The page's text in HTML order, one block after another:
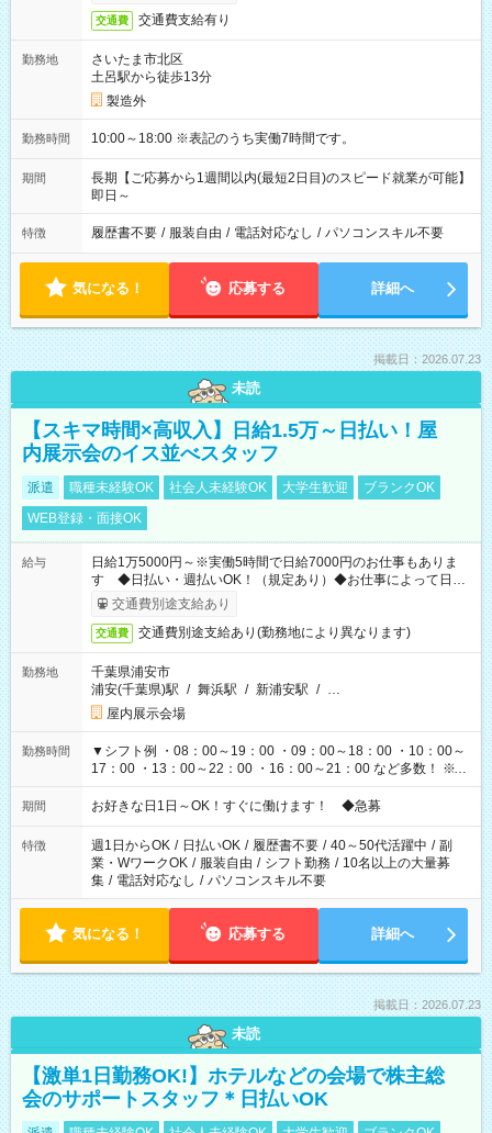
交通費 交通費支給有り
勤務地
さいたま市北区
土呂駅から徒歩13分
製造外
勤務時間 10:00～18:00 ※表記のうち実働7時間です。
期間
長期【ご応募から1週間以内(最短2日目)のスピード就業が可能】
即日～
特徴 履歴書不要 / 服装自由 / 電話対応なし / パソコンスキル不要
気になる！ 応募する 詳細へ
掲載日：2026.07.23
未読
【スキマ時間×高収入】日給1.5万～日払い！屋
内展示会のイス並べスタッフ
派遣 職種未経験OK 社会人未経験OK 大学生歓迎
ブランクOK
WEB登録・面接OK
給与
日給1万5000円～※実働5時間で日給7000円のお仕事もありま
す ◆日払い・週払いOK！（規定あり）◆お仕事によって日給
も異なります
交通費別途支給あり
交通費 交通費別途支給あり(勤務地により異なります)
勤務地
千葉県浦安市
浦安(千葉県)駅 / 舞浜駅 / 新浦安駅 / …
屋内展示会場
勤務時間
▼シフト例 ・08：00～19：00 ・09：00～18：00 ・10：00～
17：00 ・13：00～22：00 ・16：00～21：00 など多数！ ※お
仕事により勤務時間が異なります
期間 お好きな日1日～OK！すぐに働けます！ ◆急募
特徴 週1日からOK / 日払いOK / 履歴書不要 / 40～50代活躍中 / 副
業・WワークOK / 服装自由 / シフト勤務 / 10名以上の大量募
集 / 電話対応なし / パソコンスキル不要
気になる！ 応募する 詳細へ
掲載日：2026.07.23
未読
【激単1日勤務OK!】ホテルなどの会場で株主総
会のサポートスタッフ＊日払いOK